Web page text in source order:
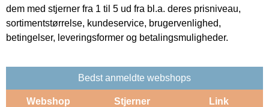
dem med stjerner fra 1 til 5 ud fra bl.a. deres prisniveau,
sortimentstørrelse, kundeservice, brugervenlighed,
betingelser, leveringsformer og betalingsmuligheder.
Bedst anmeldte webshops
Webshop Stjerner Link